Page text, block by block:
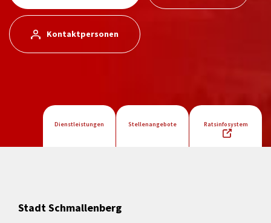
Kontaktpersonen
Dienstleistungen Stellenangebote Ratsinfosystem
Stadt Schmallenberg